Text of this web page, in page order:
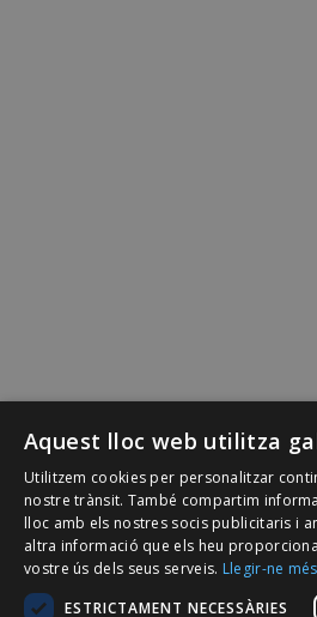
Aquest lloc web utilitza
Utilitzem cookies per personalitzar
nostre trànsit. També compartim
lloc amb els nostres socis publicitaris i
altra informació que els heu
vostre ús dels seus serveis. Llegir-ne més
ESTRICTAMENT NECESSÀRIES